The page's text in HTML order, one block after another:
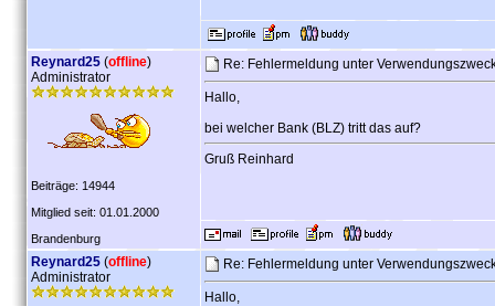
Reynard25 (offline)
Administrator
Beiträge: 14944
Mitglied seit: 01.01.2000
Brandenburg
Re: Fehlermeldung unter
Hallo,
bei welcher Bank (BLZ) tritt das auf?
Gruß Reinhard
Reynard25 (offline)
Administrator
Re: Fehlermeldung unter
Hallo,